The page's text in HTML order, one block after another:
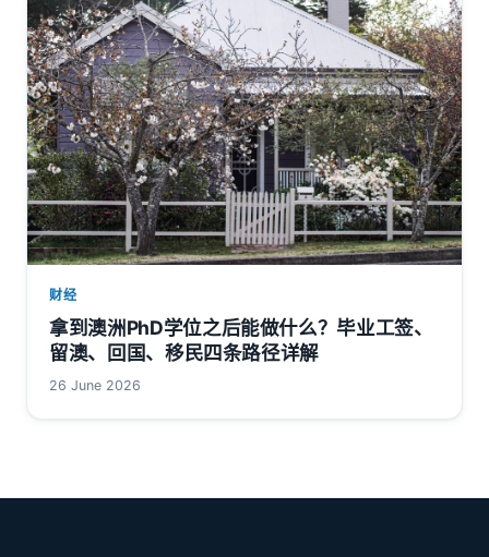
财经
拿到澳洲PhD学位之后能做什么？毕业工签、
留澳、回国、移民四条路径详解
26 June 2026